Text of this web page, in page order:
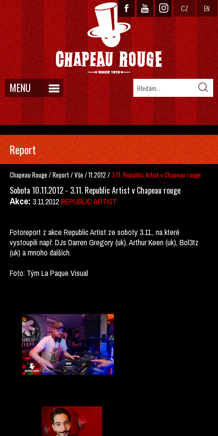
CZ EN
MENU
Report
Chapeau Rouge /Report/Vše /11.2012 /3.11. Republic Artist v Chapeau rouge
Sobota 10.11.2012 - 3.11. Republic Artist v Chapeau rouge
Akce: 3.11.2012REPUBLIC ARTIST
Fotoreport z akce Republic Artist ze soboty 3.11., na které
vystoupili např. DJs Darren Gregory (uk), Arthur Keen (uk), Bol3tz
(uk) a mnoho dalších.
Foto: Tým La Paque Visual